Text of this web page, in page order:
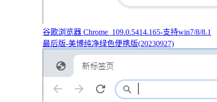
谷歌浏览器 Chrome_109.0.5414.165-支持win7/8/8.1
最后版-美博纯净绿色便携版(20230927)